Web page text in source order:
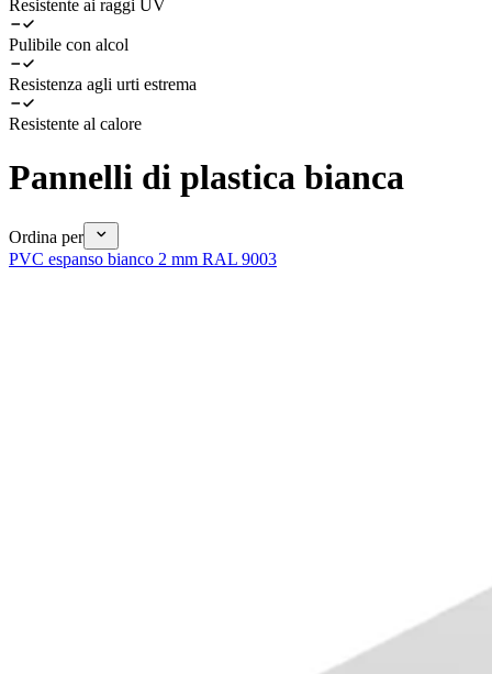
Resistente ai raggi UV
Pulibile con alcol
Resistenza agli urti estrema
Resistente al calore
Pannelli di plastica bianca
Ordina per
PVC espanso bianco 2 mm RAL 9003